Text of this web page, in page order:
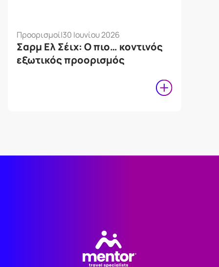
Προορισμοί|30 Ιουνίου 2026
Σαρμ Ελ Σέιχ: Ο πιο… κοντινός
εξωτικός προορισμός